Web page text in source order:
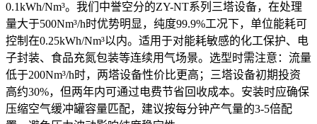
0.1kWh/Nm³。我们中誉空分的ZY-NT系列三塔设备，在处理
量大于500Nm³/h时优势明显，纯度99.9%工况下，单位能耗可
控制在0.25kWh/Nm³以内。适用于对能耗敏感的化工保护、电
子封装、食品充氮包装等连续用气场景。选型时需注意：流量
低于200Nm³/h时，两塔设备性价比更高；三塔设备初期投资
高约30%，但两年内可通过电费节省回收成本。安装时应确保
压缩空气缓冲罐容量匹配，建议按每分钟产气量的3-5倍配